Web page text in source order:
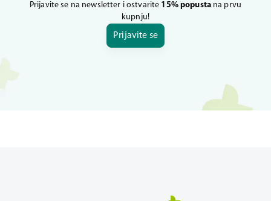
Prijavite se na newsletter i ostvarite 15% popustana prvu
kupnju!
Prijavite se